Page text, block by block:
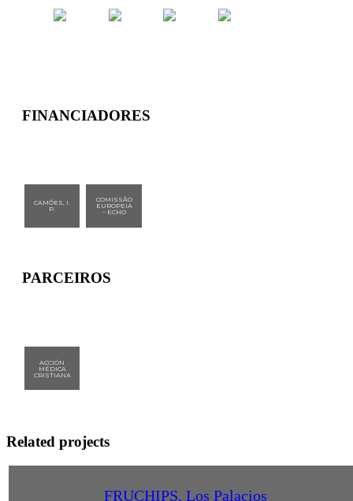
FINANCIADORES
CAMÕES, I.
P.
COMISSÃO
EUROPEIA
– ECHO
PARCEIROS
ACCIÓN
MÉDICA
CRISTIANA
Related projects
FRUCHIPS, Los Palacios